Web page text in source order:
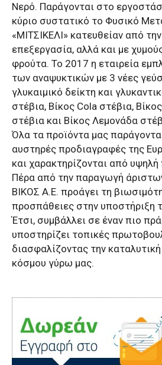
Νερό. Παράγονται στο
κύριο συστατικό το Φυσικό
«ΜΙΤΣΙΚΕΛΙ» κατευθείαν από
επεξεργασία, αλλά και με
φρούτα. Το 2017 η εταιρεία
των αναψυκτικών με 3 νέες
γλυκαιμικό δείκτη και
στέβια, Βίκος Cola στέβια,
στέβια και Βίκος Λεμονάδα
Όλα τα προϊόντα μας
αυστηρές προδιαγραφές της
και χαρακτηρίζονται από υψηλή
Πέρα από την παραγωγή
ΒΙΚΟΣ Α.Ε. προάγει τη
προσπάθειες στην υποστήριξη
Έτσι, συμβάλλει σε έναν πιο
υποστηρίζει τοπικές
διασφαλίζοντας την
κόσμου γύρω μας.